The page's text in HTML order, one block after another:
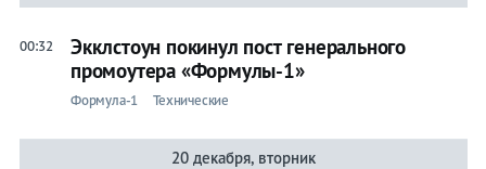
00:32
Экклстоун покинул пост генерального
промоутера «Формулы-1»
Формула-1 Технические
20 декабря, вторник
Бои
Прочие